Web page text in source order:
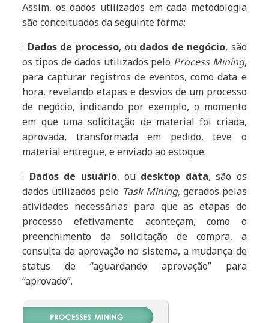
Assim, os dados utilizados em cada metodologia
são conceituados da seguinte forma:
· Dados de processo, ou dados de negócio, são
os tipos de dados utilizados pelo Process Mining,
para capturar registros de eventos, como data e
hora, revelando etapas e desvios de um processo
de negócio, indicando por exemplo, o momento
em que uma solicitação de material foi criada,
aprovada, transformada em pedido, teve o
material entregue, e enviado ao estoque.
· Dados de usuário, ou desktop data, são os
dados utilizados pelo Task Mining, gerados pelas
atividades necessárias para que as etapas do
processo efetivamente aconteçam, como o
preenchimento da solicitação de compra, a
consulta da aprovação no sistema, a mudança de
status de “aguardando aprovação” para
“aprovado”.